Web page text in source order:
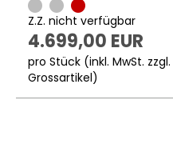
Z.Z. nicht verfügbar
4.699,00 EUR
pro Stück (inkl. MwSt. zzgl.
Grossartikel)